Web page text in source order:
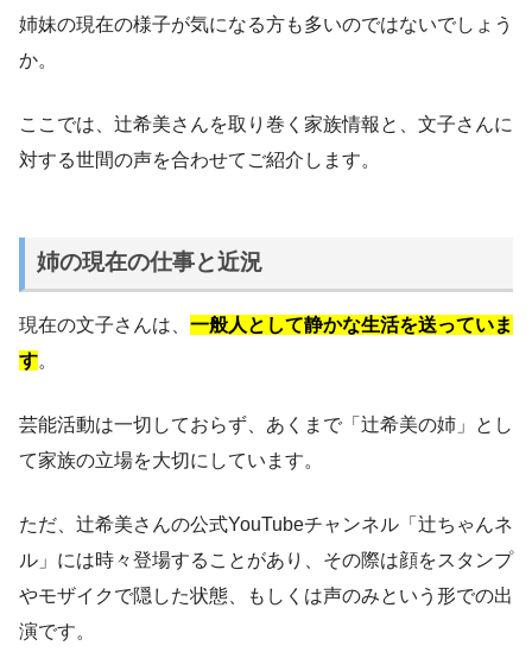
姉妹の現在の様子が気になる方も多いのではないでしょう
か。
ここでは、辻希美さんを取り巻く家族情報と、文子さんに
対する世間の声を合わせてご紹介します。
姉の現在の仕事と近況
現在の文子さんは、 一般人として静かな生活を送っていま
す。
芸能活動は一切しておらず、あくまで「辻希美の姉」とし
て家族の立場を大切にしています。
ただ、辻希美さんの公式YouTubeチャンネル「辻ちゃんネ
ル」には時々登場することがあり、その際は顔をスタンプ
やモザイクで隠した状態、もしくは声のみという形での出
演です。